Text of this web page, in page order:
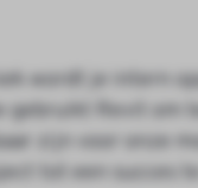
wordt je intern
gebruikt Revit
zijn voor onze
tot een succes te